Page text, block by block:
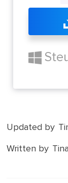
Updated by
Written by Tina